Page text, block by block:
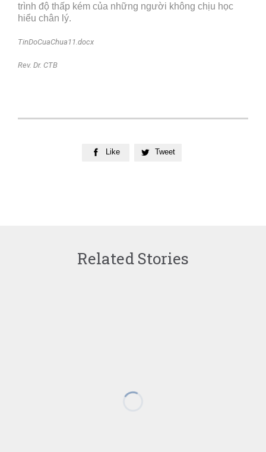
trình độ thấp kém của những người không chịu học
hiểu chân lý.
TinDoCuaChua11.docx
Rev. Dr. CTB
 Like  Tweet
Related Stories